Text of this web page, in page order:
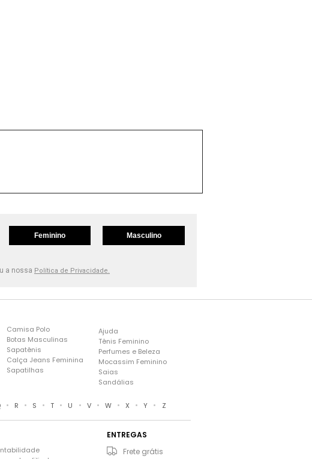
Feminino Masculino
a nossa Política de Privacidade.
Camisa Polo
Botas Masculinas
Sapatênis
Calça Jeans Feminina
Sapatilhas
Ajuda
Tênis Feminino
Perfumes e Beleza
Mocassim Feminino
Saias
Sandálias
• R • S • T • U • V • W • X • Y • Z
ENTREGAS
Frete grátis